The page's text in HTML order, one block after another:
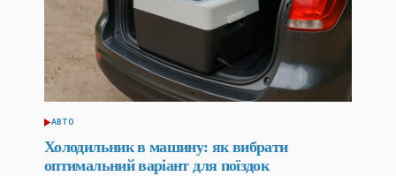
ОПУБЛІКУВАТИ
У
АВТО
Холодильник в машину: як вибрати
оптимальний варіант для поїздок